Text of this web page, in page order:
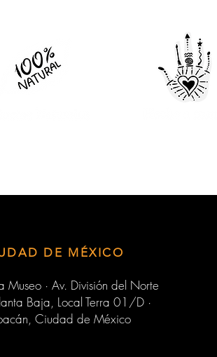
DE MÉXICO
Museo · Av. División del Norte
Baja, Local Terra 01/D ·
Ciudad de México